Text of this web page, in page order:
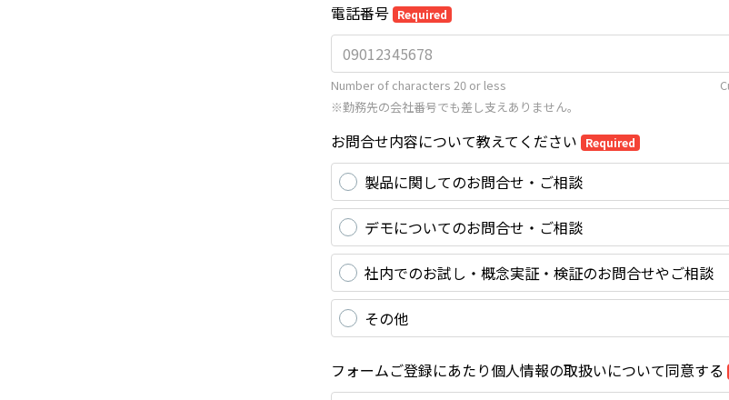
電話番号 Required
Number of characters 20 or less
※勤務先の会社番号でも差し支えありません。
お問合せ内容について教えてください Required
製品に関してのお問合せ・ご相談
デモについてのお問合せ・ご相談
社内でのお試し・概念実証・検証のお問合せやご相談
その他
フォームご登録にあたり個人情報の取扱いについて同意する